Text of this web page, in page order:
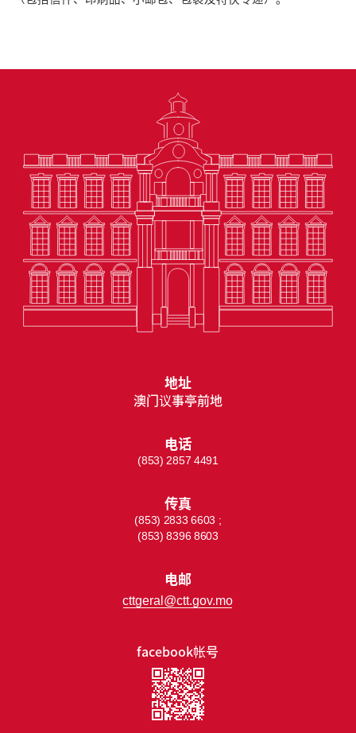
facebook帐号
地址
澳门议事亭前地
电话
(853) 2857 4491
传真
(853) 2833 6603 ;
(853) 8396 8603
电邮
cttgeral@ctt.gov.mo